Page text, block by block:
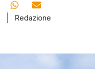
Redazione